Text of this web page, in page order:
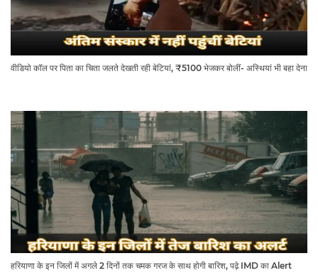
वीडियो कॉल पर पिता का चिता जलते देखती रही बेटियां, ₹5100 भेजकर बोलीं- अस्थियां भी बहा देना
हरियाणा के इन जिलों में अगले 2 दिनों तक चमक गरज के साथ होगी बारिश, पढ़े IMD का Alert